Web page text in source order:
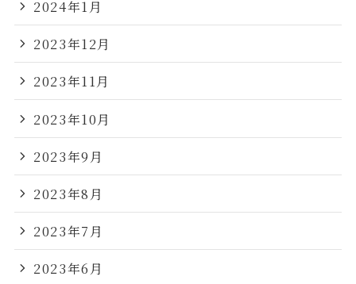
2024年1月
2023年12月
2023年11月
2023年10月
2023年9月
2023年8月
2023年7月
2023年6月